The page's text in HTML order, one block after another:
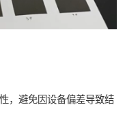
，避免因设备偏差导致结